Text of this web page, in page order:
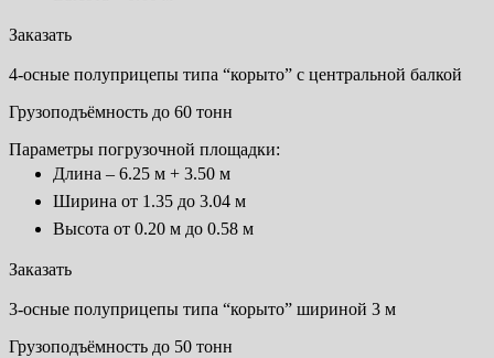
Заказать
4-осные полуприцепы типа “корыто” с центральной балкой
Грузоподъёмность до 60 тонн
Параметры погрузочной площадки:
Длина – 6.25 м + 3.50 м
Ширина от 1.35 до 3.04 м
Высота от 0.20 м до 0.58 м
Заказать
3-осные полуприцепы типа “корыто” шириной 3 м
Грузоподъёмность до 50 тонн